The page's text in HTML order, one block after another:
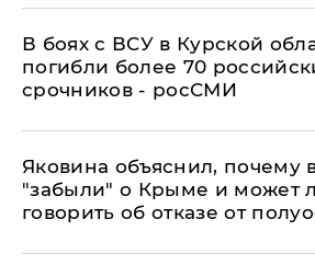
В боях с ВСУ в Курской
погибли более 70
срочников - росСМИ
Яковина объяснил, почему
"забыли" о Крыме и может
говорить об отказе от